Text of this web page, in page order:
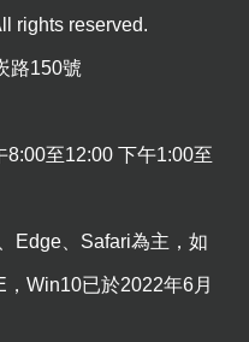
rights reserved.
路150號
8:00至12:00 下午1:00至
Edge、Safari為主，如
Win10已於2022年6月